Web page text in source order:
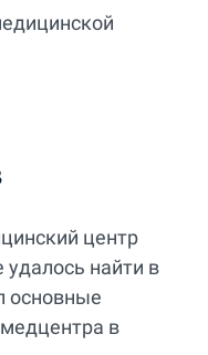
центр
удалось найти в
основные
в